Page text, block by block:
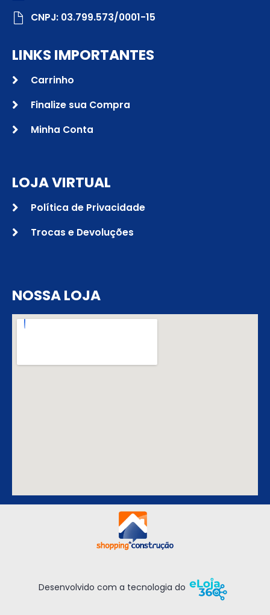
CNPJ: 03.799.573/0001-15
LINKS IMPORTANTES
Carrinho
Finalize sua Compra
Minha Conta
LOJA VIRTUAL
Política de Privacidade
Trocas e Devoluções
NOSSA LOJA
Desenvolvido com a tecnologia do